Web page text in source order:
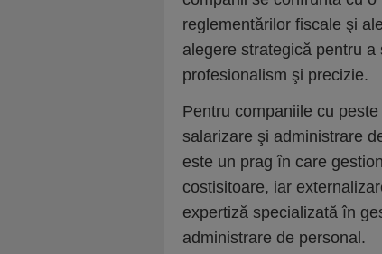
reglementărilor fiscale şi
alegere strategică pentru
profesionalism şi precizie.
Pentru companiile cu
salarizare şi administrare
este un prag în care
costisitoare, iar
expertiză specializată în
administrare de personal.